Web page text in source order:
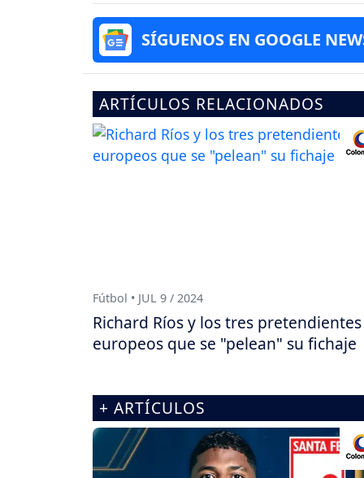
SÍGUENOS EN GOOGLE
ARTÍCULOS RELACIONADOS
Fútbol • JUL 9 / 2024
Richard Ríos y los tres pretendientes
europeos que se "pelean" su fichaje
+ ARTÍCULOS